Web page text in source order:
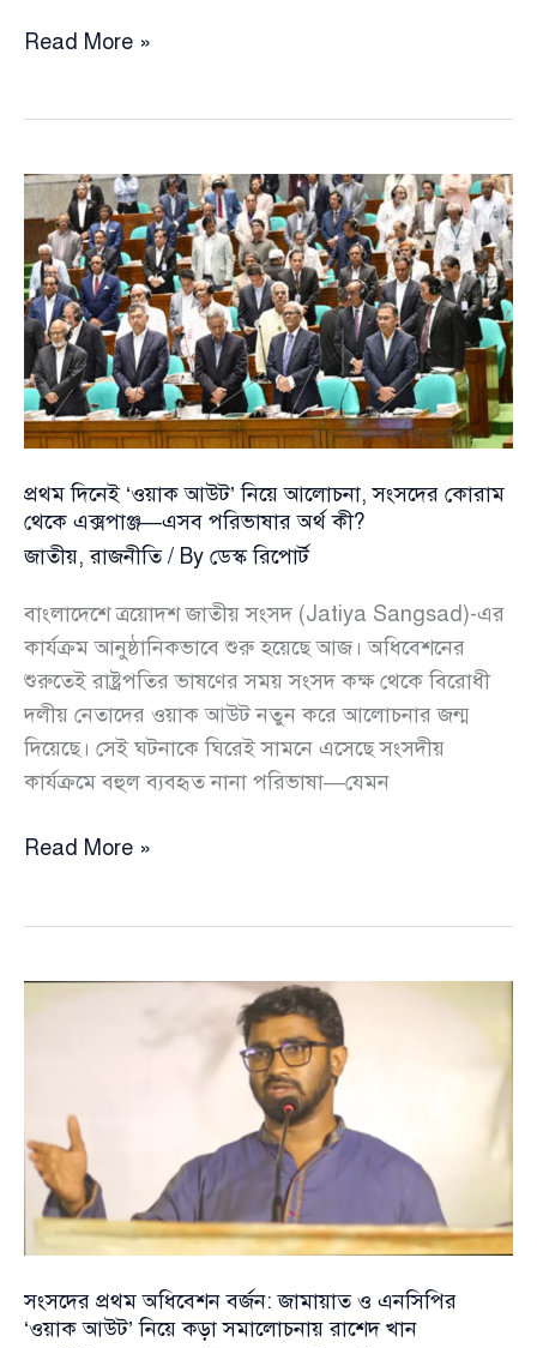
নতুন
অ্যান্ড
ডেমোক্রেসি
পার্টি’
গঠনের
ঘোষণা
দিলেন
নাঈম
আহমাদ
Read More »
প্রথম দিনেই ‘ওয়াক আউট’ নিয়ে আলোচনা, সংসদের কোরাম
থেকে এক্সপাঞ্জ—এসব পরিভাষার অর্থ কী?
জাতীয়,রাজনীতি/ By ডেস্ক রিপোর্ট
বাংলাদেশে ত্রয়োদশ জাতীয় সংসদ (Jatiya Sangsad)-এর
কার্যক্রম আনুষ্ঠানিকভাবে শুরু হয়েছে আজ। অধিবেশনের
শুরুতেই রাষ্ট্রপতির ভাষণের সময় সংসদ কক্ষ থেকে বিরোধী
দলীয় নেতাদের ওয়াক আউট নতুন করে আলোচনার জন্ম
দিয়েছে। সেই ঘটনাকে ঘিরেই সামনে এসেছে সংসদীয়
কার্যক্রমে বহুল ব্যবহৃত নানা পরিভাষা—যেমন
প্রথম
নিয়ে
আলোচনা,
এক্সপাঞ্জ
—
এসব
পরিভাষার
কী?
Read More »
সংসদের প্রথম অধিবেশন বর্জন: জামায়াত ও এনসিপির
‘ওয়াক আউট’ নিয়ে কড়া সমালোচনায় রাশেদ খান